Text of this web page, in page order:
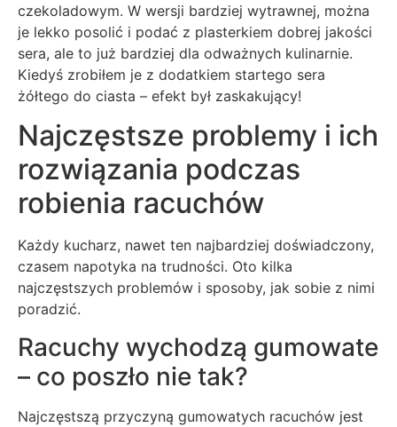
czekoladowym. W wersji bardziej wytrawnej, można
je lekko posolić i podać z plasterkiem dobrej jakości
sera, ale to już bardziej dla odważnych kulinarnie.
Kiedyś zrobiłem je z dodatkiem startego sera
żółtego do ciasta – efekt był zaskakujący!
Najczęstsze problemy i ich
rozwiązania podczas
robienia racuchów
Każdy kucharz, nawet ten najbardziej doświadczony,
czasem napotyka na trudności. Oto kilka
najczęstszych problemów i sposoby, jak sobie z nimi
poradzić.
Racuchy wychodzą gumowate
– co poszło nie tak?
Najczęstszą przyczyną gumowatych racuchów jest